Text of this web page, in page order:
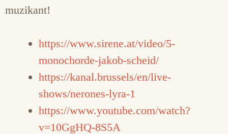
muzikant!
https://www.sirene.at/video/5-
monochorde-jakob-scheid/
https://kanal.brussels/en/live-
shows/nerones-lyra-1
https://www.youtube.com/watch?
v=10GgHQ-8S5A